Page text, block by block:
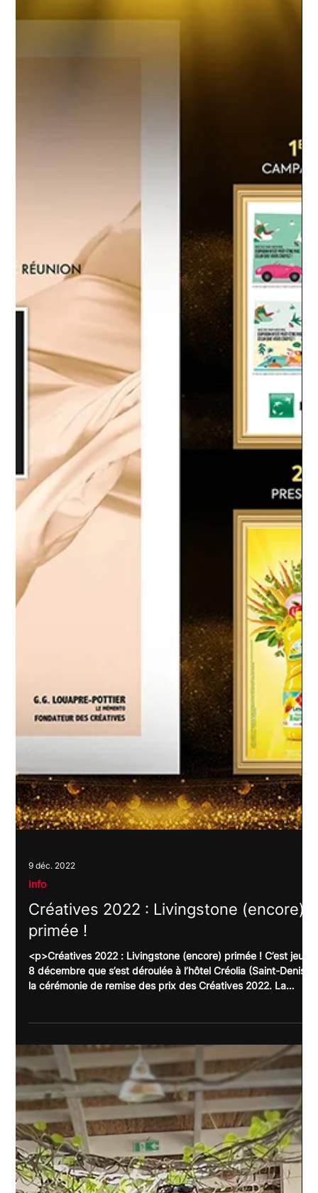
Créatives 2022 : Livingstone (encore) primée ! &nbsp; C’est
Info
Créatives 2022 : Livingstone (encore)
primée !
<p>Créatives 2022 : Livingstone (encore) primée ! C’est jeudi
8 décembre que s’est déroulée à l’hôtel Créolia (Saint-Denis)
la cérémonie de remise des prix des Créatives 2022. La
première en présentiel depuis trois ans… Chaque année
depuis 2001, ce concours organisé par le magazine